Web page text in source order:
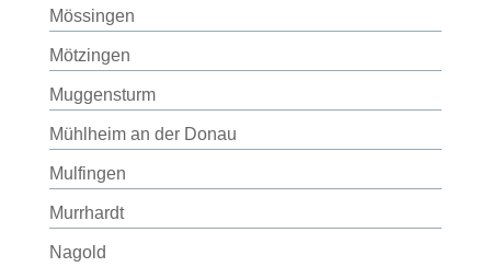
Mössingen
Mötzingen
Muggensturm
Mühlheim an der Donau
Mulfingen
Murrhardt
Nagold